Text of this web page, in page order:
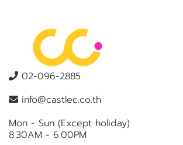
02-096-2885
info@castlec.co.th
Mon - Sun (Except holiday)
8.30AM - 6.00PM